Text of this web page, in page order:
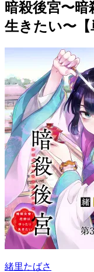
暗殺後宮〜
生きたい〜【
緒里たばさ